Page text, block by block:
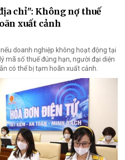
chỉ": Không nợ thuế
xuất cảnh
doanh nghiệp không hoạt động tại
mã số thuế đúng hạn, người đại diện
có thể bị tạm hoãn xuất cảnh.